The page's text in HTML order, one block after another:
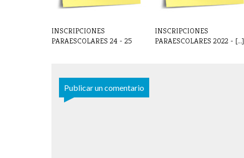
INSCRIPCIONES
PARAESCOLARES 24 - 25
INSCRIPCIONES
PARAESCOLARES 2022 - [...]
Publicar un comentario